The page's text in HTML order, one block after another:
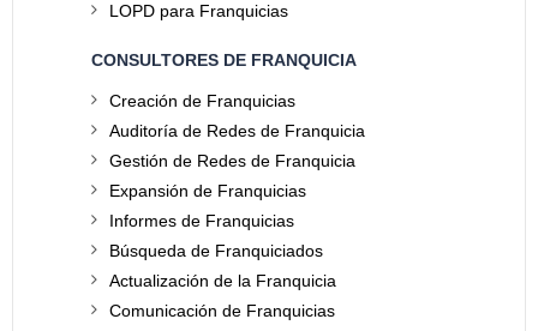
LOPD para Franquicias
CONSULTORES DE FRANQUICIA
Creación de Franquicias
Auditoría de Redes de Franquicia
Gestión de Redes de Franquicia
Expansión de Franquicias
Informes de Franquicias
Búsqueda de Franquiciados
Actualización de la Franquicia
Comunicación de Franquicias